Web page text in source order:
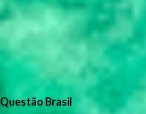
Questão Brasil